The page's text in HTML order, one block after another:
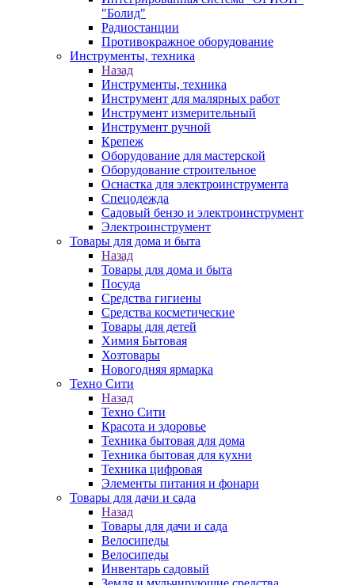
"Болид"
Радиостанции
Противокражное оборудование
Инструменты, техника
Назад
Инструменты, техника
Инструмент для малярных работ
Инструмент измерительный
Инструмент ручной
Крепеж
Оборудование для мастерской
Оборудование строительное
Оснастка для электроинструмента
Спецодежда
Садовый бензо и электроинструмент
Электроинструмент
Товары для дома и быта
Назад
Товары для дома и быта
Посуда
Средства гигиены
Средства косметические
Товары для детей
Химия Бытовая
Хозтовары
Новогодняя ярмарка
Техно Сити
Назад
Техно Сити
Красота и здоровье
Техника бытовая для дома
Техника бытовая для кухни
Техника цифровая
Элементы питания и фонари
Товары для дачи и сада
Назад
Товары для дачи и сада
Велосипеды
Велосипеды
Инвентарь садовый